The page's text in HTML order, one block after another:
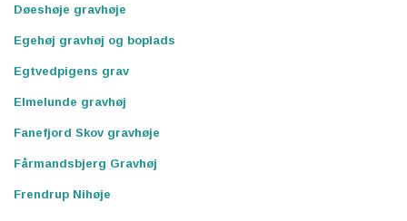
Døeshøje gravhøje
Egehøj gravhøj og boplads
Egtvedpigens grav
Elmelunde gravhøj
Fanefjord Skov gravhøje
Fårmandsbjerg Gravhøj
Frendrup Nihøje